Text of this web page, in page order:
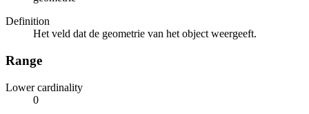
Definition
Het veld dat de geometrie van het object weergeeft.
Range
Lower cardinality
0